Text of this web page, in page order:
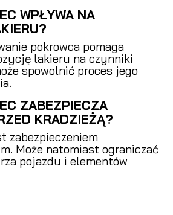
WPŁYWA NA
pokrowca pomaga
lakieru na czynniki
spowolnić proces jego
ZABEZPIECZA
KRADZIEŻĄ?
zabezpieczeniem
Może natomiast ograniczać
pojazdu i elementów